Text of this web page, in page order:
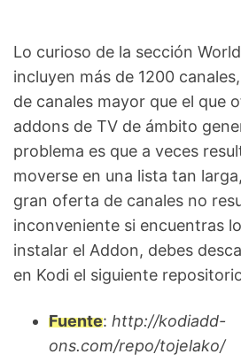
Lo curioso de la sección
incluyen más de 1200
de canales mayor que el que
addons de TV de ámbito
problema es que a veces
moverse en una lista tan
gran oferta de canales no
inconveniente si encuentras
instalar el Addon, debes
en Kodi el siguiente
Fuente: http://kodiadd-
ons.com/repo/tojelako/